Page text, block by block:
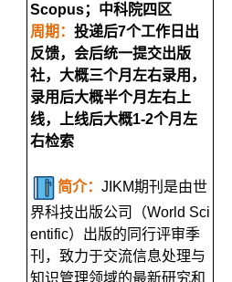
Scopus；中科院四区
周期：投递后7个工作日出
反馈，会后统一提交出版
社，大概三个月左右录用，
录用后大概半个月左右上
线，上线后大概1-2个月左
右检索
简介：JIKM期刊是由世
界科技出版公司（World Sci
entific）出版的同行评审季
刊，致力于交流信息处理与
知识管理领域的最新研究和